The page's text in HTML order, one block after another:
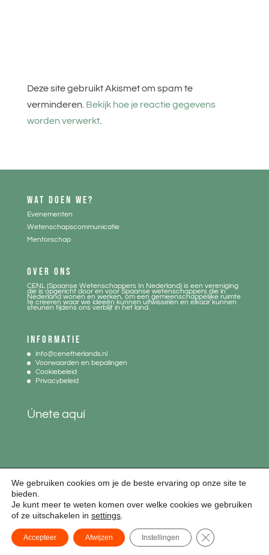
Deze site gebruikt Akismet om spam te
verminderen. Bekijk hoe je reactie gegevens
worden verwerkt.
WAT DOEN WE?
Evenementen
Wetenschapscommunicatie
Mentorschap
OVER ONS
CENL (Spaanse Wetenschappers In Nederland) is een vereniging
die is opgericht door en voor Spaanse wetenschappers die in
Nederland wonen en werken, om een gemeenschappelijke ruimte
te creeren waar we ideeën kunnen uitwisselen en elkaar kunnen
steunen tijdens ons verblijf in het land.
INFORMATIE
info@cenetherlands.nl
Voorwaarden en bepalingen
Cookiebeleid
Privacybeleid
Únete aquí
Aviso legal| Política de cookies |Política de privacidad
derechos reservados
We gebruiken cookies om je de beste ervaring op onze site te
bieden.
Je kunt meer te weten komen over welke cookies we gebruiken
of ze uitschakelen in settings
Accepteer Afwijzen Instellingen Sluit AVG/